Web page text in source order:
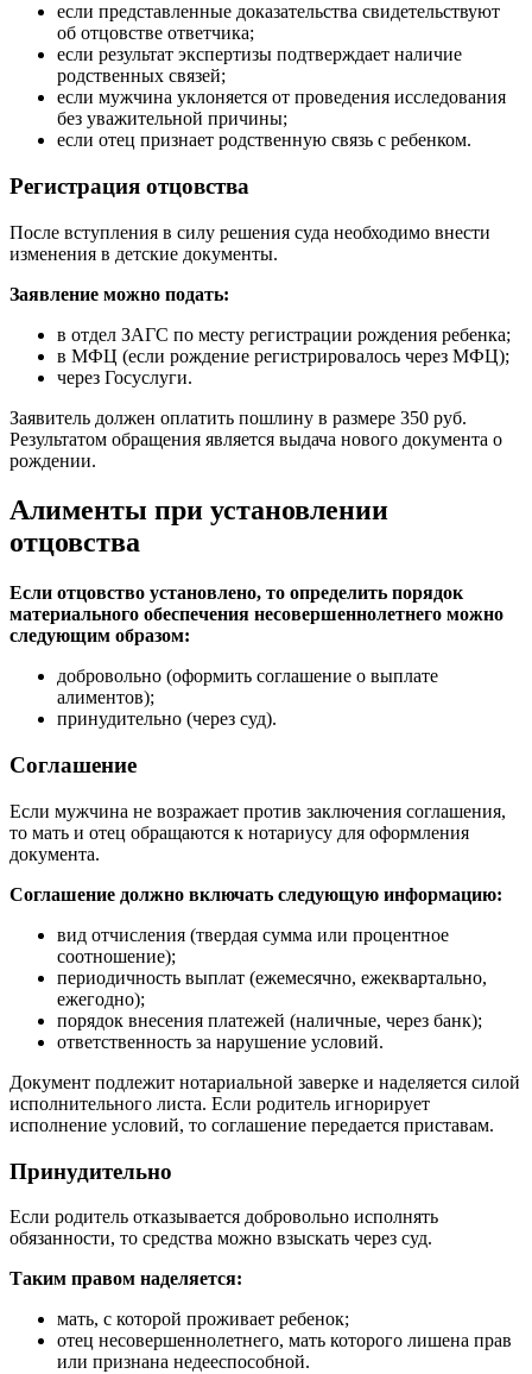
если представленные доказательства свидетельствуют
об отцовстве ответчика;
если результат экспертизы подтверждает наличие
родственных связей;
если мужчина уклоняется от проведения исследования
без уважительной причины;
если отец признает родственную связь с ребенком.
Регистрация отцовства
После вступления в силу решения суда необходимо внести
изменения в детские документы.
Заявление можно подать:
в отдел ЗАГС по месту регистрации рождения ребенка;
в МФЦ (если рождение регистрировалось через МФЦ);
через Госуслуги.
Заявитель должен оплатить пошлину в размере 350 руб.
Результатом обращения является выдача нового документа о
рождении.
Алименты при установлении
отцовства
Если отцовство установлено, то определить порядок
материального обеспечения несовершеннолетнего можно
следующим образом:
добровольно (оформить соглашение о выплате
алиментов);
принудительно (через суд).
Соглашение
Если мужчина не возражает против заключения соглашения,
то мать и отец обращаются к нотариусу для оформления
документа.
Соглашение должно включать следующую информацию:
вид отчисления (твердая сумма или процентное
соотношение);
периодичность выплат (ежемесячно, ежеквартально,
ежегодно);
порядок внесения платежей (наличные, через банк);
ответственность за нарушение условий.
Документ подлежит нотариальной заверке и наделяется силой
исполнительного листа. Если родитель игнорирует
исполнение условий, то соглашение передается приставам.
Принудительно
Если родитель отказывается добровольно исполнять
обязанности, то средства можно взыскать через суд.
Таким правом наделяется:
мать, с которой проживает ребенок;
отец несовершеннолетнего, мать которого лишена прав
или признана недееспособной.